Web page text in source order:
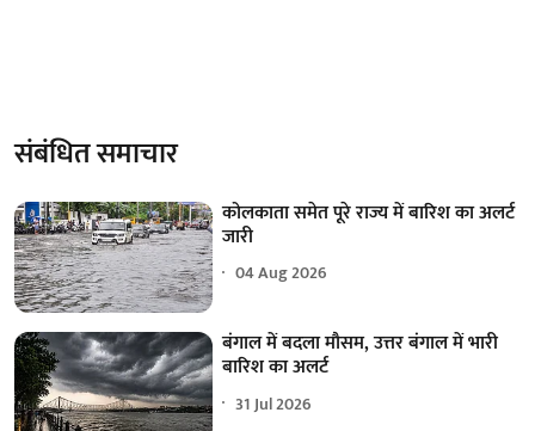
संबंधित समाचार
कोलकाता समेत पूरे राज्य में बारिश का अलर्ट
जारी
04 Aug 2026
बंगाल में बदला मौसम, उत्तर बंगाल में भारी
बारिश का अलर्ट
31 Jul 2026